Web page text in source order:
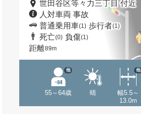
世田谷区等々力三丁目 付近
人対車両 事故
普通乗用車(1) 歩行者(1)
死亡(0) 負傷(1)
距離89m
55～64歳
他
晴
幅5.5～
13.0m
他